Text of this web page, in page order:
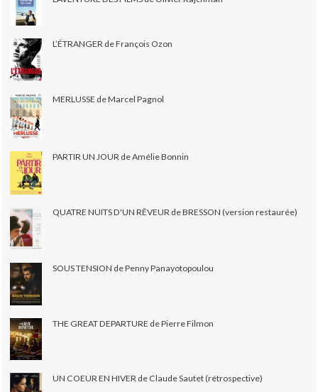
L’ÉTRANGER de François Ozon
MERLUSSE de Marcel Pagnol
PARTIR UN JOUR de Amélie Bonnin
QUATRE NUITS D'UN RÊVEUR de BRESSON (version restaurée)
SOUS TENSION de Penny Panayotopoulou
THE GREAT DEPARTURE de Pierre Filmon
UN COEUR EN HIVER de Claude Sautet (rétrospective)